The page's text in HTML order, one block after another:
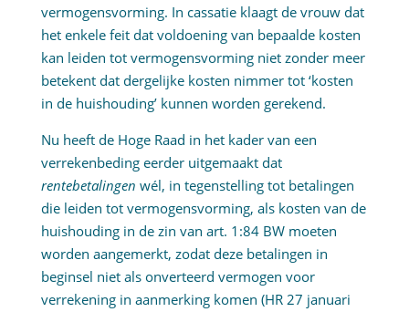
vermogensvorming. In cassatie klaagt de vrouw dat
het enkele feit dat voldoening van bepaalde kosten
kan leiden tot vermogensvorming niet zonder meer
betekent dat dergelijke kosten nimmer tot ‘kosten
in de huishouding’ kunnen worden gerekend.
Nu heeft de Hoge Raad in het kader van een
verrekenbeding eerder uitgemaakt dat
rentebetalingen wél, in tegenstelling tot betalingen
die leiden tot vermogensvorming, als kosten van de
huishouding in de zin van art. 1:84 BW moeten
worden aangemerkt, zodat deze betalingen in
beginsel niet als onverteerd vermogen voor
verrekening in aanmerking komen (HR 27 januari